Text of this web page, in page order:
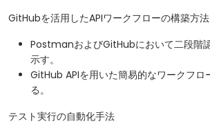
GitHubを活用したAPIワークフローの構築方法
PostmanおよびGitHubにおいて二段階
示す。
GitHub APIを用いた簡易的なワークフロ
る。
テスト実行の自動化手法